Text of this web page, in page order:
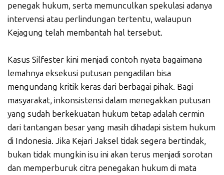
penegak hukum, serta memunculkan spekulasi adanya
intervensi atau perlindungan tertentu, walaupun
Kejagung telah membantah hal tersebut.
Kasus Silfester kini menjadi contoh nyata bagaimana
lemahnya eksekusi putusan pengadilan bisa
mengundang kritik keras dari berbagai pihak. Bagi
masyarakat, inkonsistensi dalam menegakkan putusan
yang sudah berkekuatan hukum tetap adalah cermin
dari tantangan besar yang masih dihadapi sistem hukum
di Indonesia. Jika Kejari Jaksel tidak segera bertindak,
bukan tidak mungkin isu ini akan terus menjadi sorotan
dan memperburuk citra penegakan hukum di mata